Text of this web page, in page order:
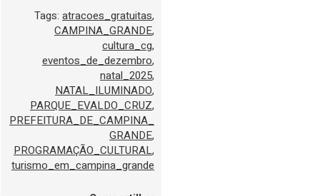
Tags: atracoes_gratuitas,
CAMPINA_GRANDE,
cultura_cg,
eventos_de_dezembro,
natal_2025,
NATAL_ILUMINADO,
PARQUE_EVALDO_CRUZ,
PREFEITURA_DE_CAMPINA_
GRANDE,
PROGRAMAÇÃO_CULTURAL,
turismo_em_campina_grande